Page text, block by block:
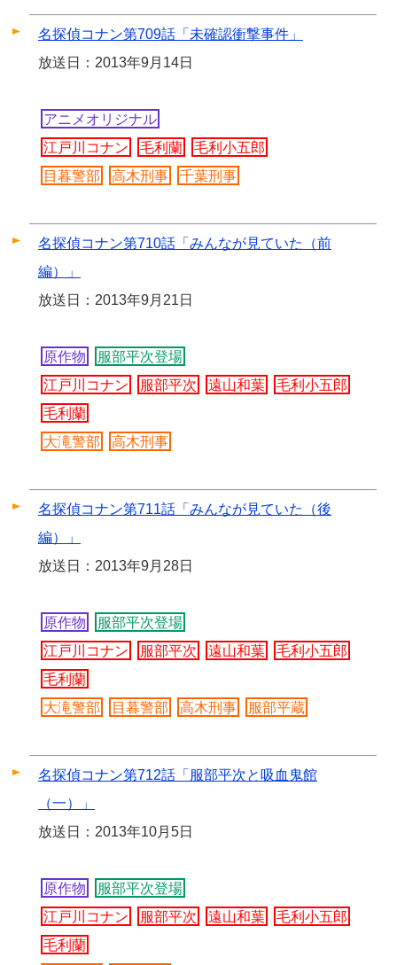
名探偵コナン第709話「未確認衝撃事件」
放送日：2013年9月14日
アニメオリジナル
江戸川コナン
毛利蘭
毛利小五郎
目暮警部
高木刑事 千葉刑事
名探偵コナン第710話「みんなが見ていた（前
編）」
放送日：2013年9月21日
原作物
服部平次登場
江戸川コナン
服部平次 遠山和葉
毛利小五郎
毛利蘭
大滝警部
高木刑事
名探偵コナン第711話「みんなが見ていた（後
編）」
放送日：2013年9月28日
原作物
服部平次登場
江戸川コナン
服部平次 遠山和葉
毛利小五郎
毛利蘭
大滝警部
目暮警部 高木刑事 服部平蔵
名探偵コナン第712話「服部平次と吸血鬼館
（一）」
放送日：2013年10月5日
原作物
服部平次登場
江戸川コナン
服部平次 遠山和葉
毛利小五郎
毛利蘭